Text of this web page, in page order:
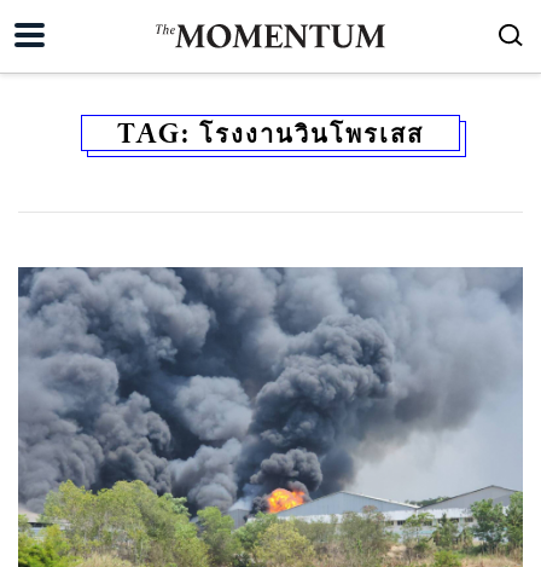
TAG: โรงงานวินโพรเสส